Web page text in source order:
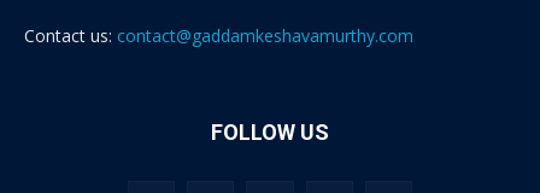
Contact us: contact@gaddamkeshavamurthy.com
FOLLOW US